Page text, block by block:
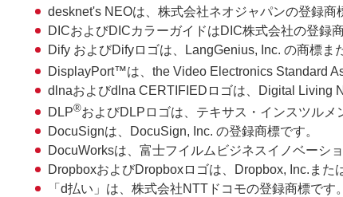
desknet's NEOは、株式会社ネオジャパンの登録商
DICおよびDICカラーガイドはDIC株式会社の登録商
Dify およびDifyロゴは、LangGenius, Inc. の商標ま
DisplayPort™は、the Video Electronics Standard
dlnaおよびdlna CERTIFIEDロゴは、Digital Living
DLP®およびDLPロゴは、テキサス・インスツルメ
DocuSignは、DocuSign, Inc. の登録商標です。
DocuWorksは、富士フイルムビジネスイノベーシ
DropboxおよびDropboxロゴは、Dropbox, Inc.また
「d払い」は、株式会社NTTドコモの登録商標です。